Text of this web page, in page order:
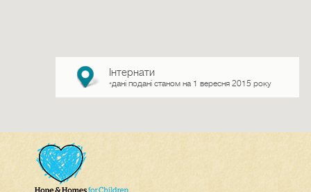
Інтернати
*дані подані станом на 1 вересня 2015 року